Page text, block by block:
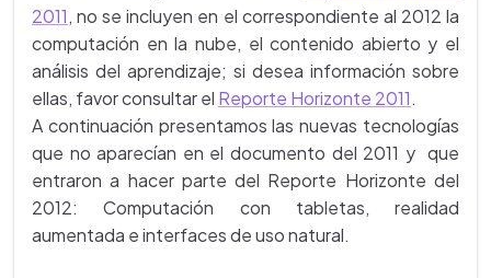
2011, no se incluyen en el correspondiente al 2012 la
computación en la nube, el contenido abierto y el
análisis del aprendizaje; si desea información sobre
ellas, favor consultar el Reporte Horizonte 2011.
A continuación presentamos las nuevas tecnologías
que no aparecían en el documento del 2011 y que
entraron a hacer parte del Reporte Horizonte del
2012: Computación con tabletas, realidad
aumentada e interfaces de uso natural.